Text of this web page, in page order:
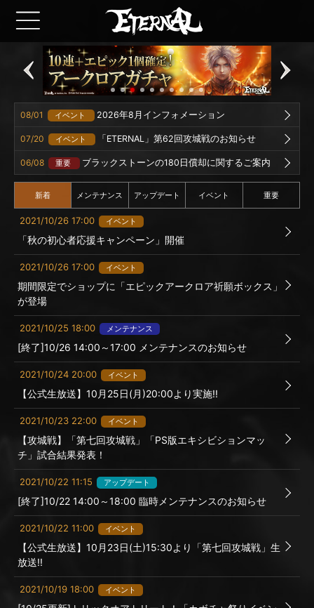
08/01 イベント 2026年8月インフォメーション
07/20 イベント 「ETERNAL」第62回攻城戦のお知らせ
06/08 重要 ブラックストーンの180日償却に関するご案内
新着 メンテナンス アップデート イベント 重要
2021/10/26 17:00 イベント
「秋の初心者応援キャンペーン」開催
2021/10/26 17:00 イベント
期間限定でショップに「エピックアークロア祈願ボックス」
が登場
2021/10/25 18:00 メンテナンス
[終了]10/26 14:00～17:00 メンテナンスのお知らせ
2021/10/24 20:00 イベント
【公式生放送】10月25日(月)20:00より実施!!
2021/10/23 22:00 イベント
【攻城戦】「第七回攻城戦」「PS版エキシビションマッ
チ」試合結果発表！
2021/10/22 11:15 アップデート
[終了]10/22 14:00～18:00 臨時メンテナンスのお知らせ
2021/10/22 11:00 イベント
【公式生放送】10月23日(土)15:30より「第七回攻城戦」生
放送!!
2021/10/19 18:00 イベント